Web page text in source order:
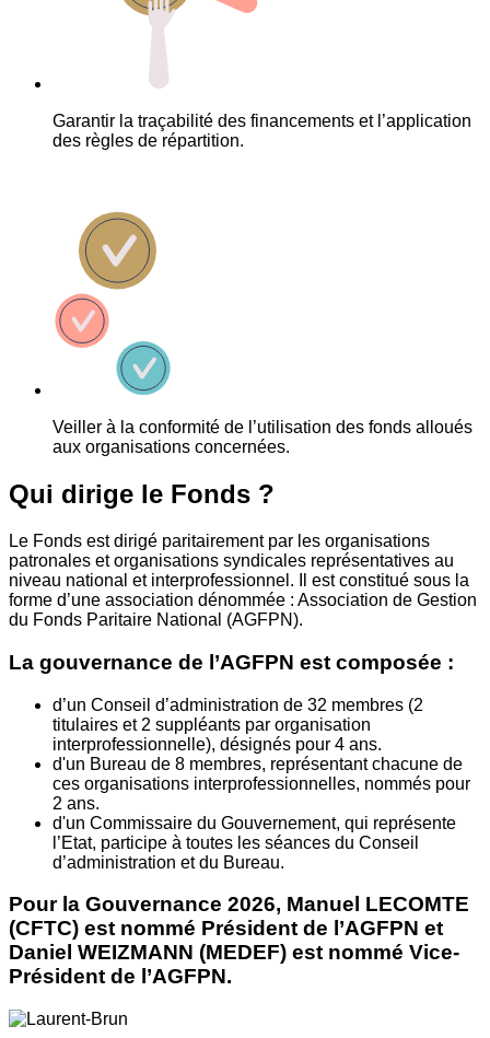
Garantir la traçabilité des financements et l’application
des règles de répartition.
Veiller à la conformité de l’utilisation des fonds alloués
aux organisations concernées.
Qui dirige le Fonds ?
Le Fonds est dirigé paritairement par les organisations
patronales et organisations syndicales représentatives au
niveau national et interprofessionnel. Il est constitué sous la
forme d’une association dénommée : Association de Gestion
du Fonds Paritaire National (AGFPN).
La gouvernance de l’AGFPN est composée :
d’un Conseil d’administration de 32 membres (2
titulaires et 2 suppléants par organisation
interprofessionnelle), désignés pour 4 ans.
d'un Bureau de 8 membres, représentant chacune de
ces organisations interprofessionnelles, nommés pour
2 ans.
d'un Commissaire du Gouvernement, qui représente
l’Etat, participe à toutes les séances du Conseil
d’administration et du Bureau.
Pour la Gouvernance 2026, Manuel LECOMTE
(CFTC) est nommé Président de l’AGFPN et
Daniel WEIZMANN (MEDEF) est nommé Vice-
Président de l’AGFPN.